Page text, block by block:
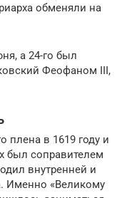
обменяли на
а 24-го был
Феофаном III,
плена в 1619 году и
был соправителем
внутренней и
Именно «Великому